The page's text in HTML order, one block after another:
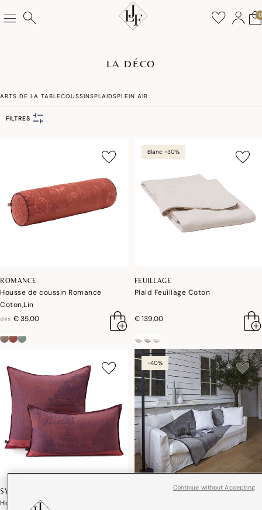
0
LA DÉCO
ARTS DE LA TABLECOUSSINSPLAIDSPLEIN AIR
FILTRES
ROMANCE
Housse de coussin Romance
Coton,Lin
dès € 35,00
Blanc -30%
FEUILLAGE
Plaid Feuillage Coton
€ 139,00
SYMPHONIE BAROQUE
Housse de coussin Symphonie
-40%
Continue without Accepting